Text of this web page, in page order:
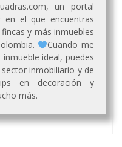
un portal
en el que encuentras
y más inmuebles
Cuando me
ideal, puedes
inmobiliario y de
en decoración y
más.